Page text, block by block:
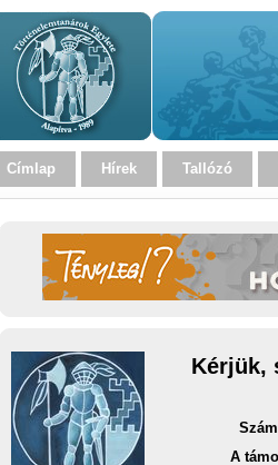
Címlap Hírek Tallózó
Kérjük,
A